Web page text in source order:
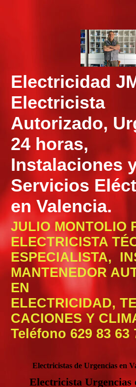
Electricidad
Electricista
Autorizado,
24 horas,
Instalaciones
Servicios
en Valencia.
JULIO MONTOLIO
ELECTRICISTA
ESPECIALISTA,
MANTENEDOR
EN
ELECTRICIDAD,
CACIONES Y
Teléfono 629 83 63
Electricistas de Urgencias en
Electricista Urgencias